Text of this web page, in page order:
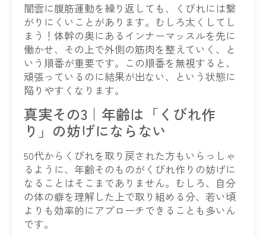
闇雲に腹筋運動を繰り返しても、くびれには繋
がりにくいことがあります。むしろ太くしてし
まう！体幹の奥にあるインナーマッスルを先に
働かせ、その上で外側の筋肉を整えていく、と
いう順番が重要です。この順番を無視すると、
頑張っているのに結果が出ない、という状態に
陥りやすくなります。
真実その3｜年齢は「くびれ作
り」の妨げにならない
50代からくびれを取り戻された方もいらっしゃ
るように、年齢そのものがくびれ作りの妨げに
なることはそこまでありません。むしろ、自分
の体の癖を理解した上で取り組める分、若い頃
よりも効率的にアプローチできることも多いん
です。